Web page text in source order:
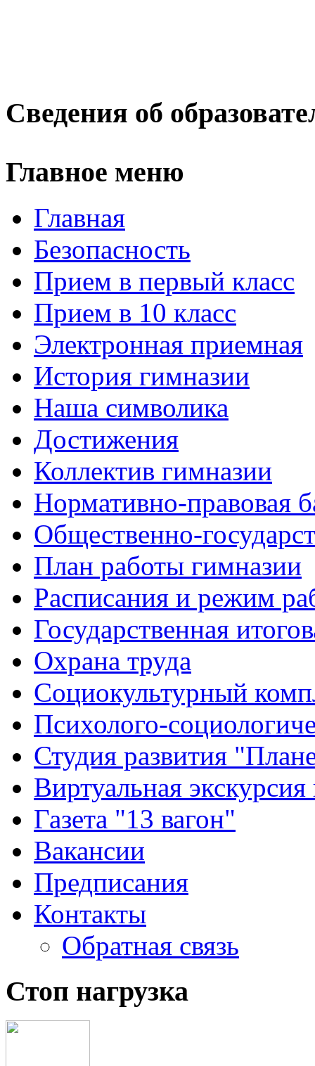
Сведения об
Главное меню
Главная
Безопасность
Прием в первый класс
Прием в 10 класс
Электронная приемная
История гимназии
Наша символика
Достижения
Коллектив гимназии
Нормативно-правовая
Общественно-
План работы гимназии
Расписания и режим
Государственная
Охрана труда
Социокультурный
Психолого-
Студия развития
Виртуальная
Газета "13 вагон"
Вакансии
Предписания
Контакты
Обратная связь
Стоп нагрузка